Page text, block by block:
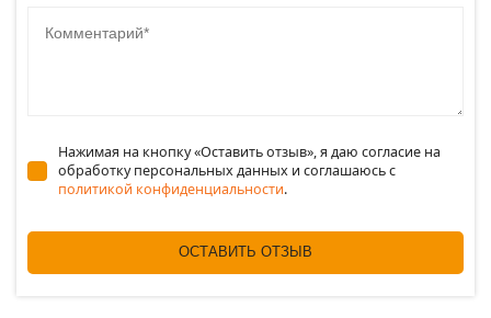
Нажимая на кнопку «Оставить отзыв», я даю согласие на
обработку персональных данных и соглашаюсь c
политикой конфиденциальности.
ОСТАВИТЬ ОТЗЫВ